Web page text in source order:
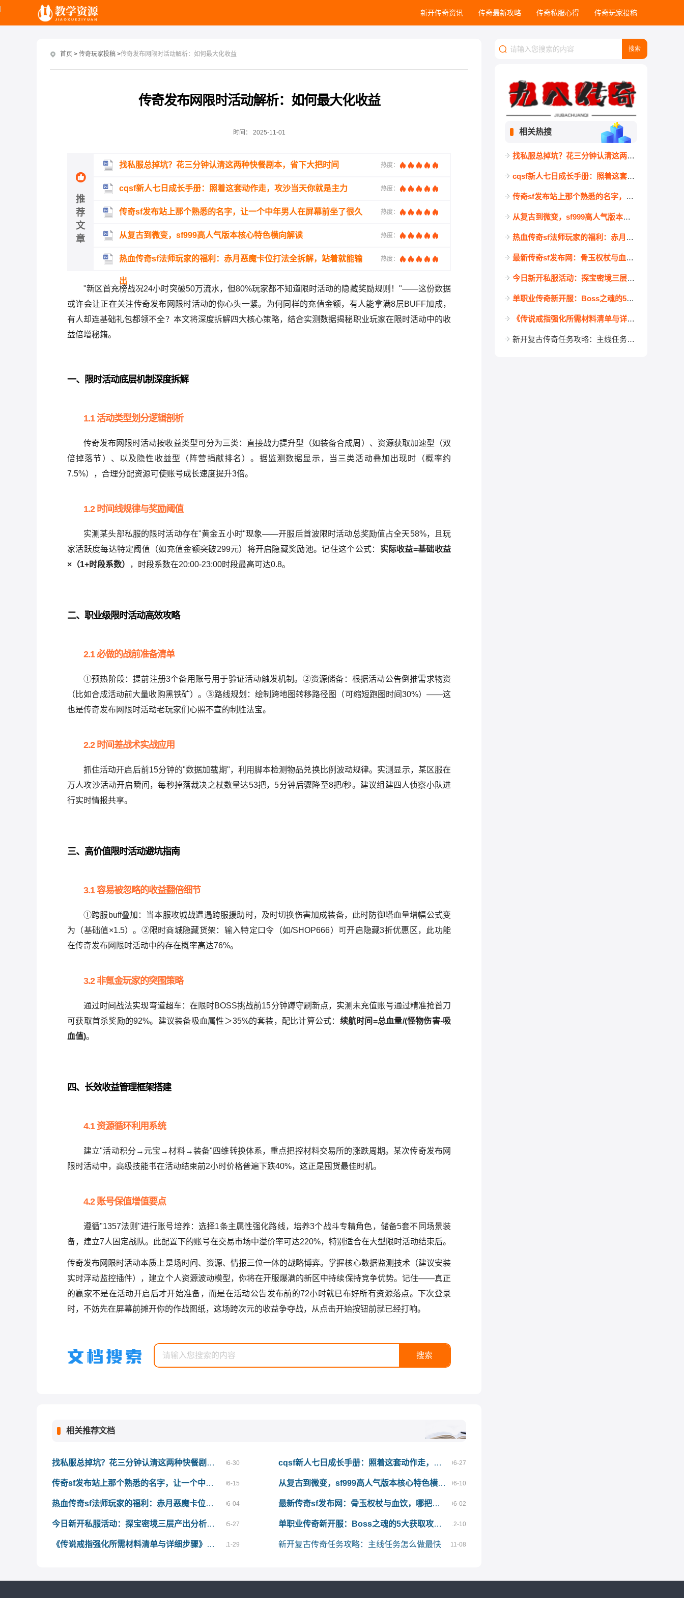
新开传奇资讯 传奇最新攻略 传奇私服心得 传奇玩家投稿
首页 > 传奇玩家投稿 >传奇发布网限时活动解析：如何最大化收益
传奇发布网限时活动解析：如何最大化收益
时间： 2025-11-01
推
荐
文
章
找私服总掉坑？花三分钟认清这两种快餐剧本，省下大把时间 热度：
cqsf新人七日成长手册：照着这套动作走，攻沙当天你就是主力 热度：
传奇sf发布站上那个熟悉的名字，让一个中年男人在屏幕前坐了很久 热度：
从复古到微变，sf999高人气版本核心特色横向解读 热度：
热血传奇sf法师玩家的福利：赤月恶魔卡位打法全拆解，站着就能输
出
热度：
"新区首充榜战况24小时突破50万流水，但80%玩家都不知道限时活动的隐藏奖励规则！"——这份数据
或许会让正在关注传奇发布网限时活动的你心头一紧。为何同样的充值金额，有人能拿满8层BUFF加成，
有人却连基础礼包都领不全？本文将深度拆解四大核心策略，结合实测数据揭秘职业玩家在限时活动中的收
益倍增秘籍。
一、限时活动底层机制深度拆解
1.1 活动类型划分逻辑剖析
传奇发布网限时活动按收益类型可分为三类：直接战力提升型（如装备合成周）、资源获取加速型（双
倍掉落节）、以及隐性收益型（阵营捐献排名）。据监测数据显示，当三类活动叠加出现时（概率约
7.5%），合理分配资源可使账号成长速度提升3倍。
1.2 时间线规律与奖励阈值
实测某头部私服的限时活动存在"黄金五小时"现象——开服后首波限时活动总奖励值占全天58%，且玩
家活跃度每达特定阈值（如充值金额突破299元）将开启隐藏奖励池。记住这个公式： 实际收益=基础收益
×（1+时段系数）
，时段系数在20:00-23:00时段最高可达0.8。
二、职业级限时活动高效攻略
2.1 必做的战前准备清单
①预热阶段：提前注册3个备用账号用于验证活动触发机制。②资源储备：根据活动公告倒推需求物资
（比如合成活动前大量收购黑铁矿）。③路线规划：绘制跨地图转移路径图（可缩短跑图时间30%）——这
也是传奇发布网限时活动老玩家们心照不宣的制胜法宝。
2.2 时间差战术实战应用
抓住活动开启后前15分钟的"数据加载期"，利用脚本检测物品兑换比例波动规律。实测显示，某区服在
万人攻沙活动开启瞬间，每秒掉落裁决之杖数量达53把，5分钟后骤降至8把/秒。建议组建四人侦察小队进
行实时情报共享。
三、高价值限时活动避坑指南
3.1 容易被忽略的收益翻倍细节
①跨服buff叠加：当本服攻城战遭遇跨服援助时，及时切换伤害加成装备，此时防御塔血量增幅公式变
为（基础值×1.5）。②限时商城隐藏货架：输入特定口令（如/SHOP666）可开启隐藏3折优惠区，此功能
在传奇发布网限时活动中的存在概率高达76%。
3.2 非氪金玩家的突围策略
通过时间战法实现弯道超车：在限时BOSS挑战前15分钟蹲守刷新点，实测未充值账号通过精准抢首刀
可获取首杀奖励的92%。建议装备吸血属性＞35%的套装，配比计算公式： 续航时间=总血量/(怪物伤害-吸
血值)。
四、长效收益管理框架搭建
4.1 资源循环利用系统
建立"活动积分→元宝→材料→装备"四维转换体系，重点把控材料交易所的涨跌周期。某次传奇发布网
限时活动中，高级技能书在活动结束前2小时价格普遍下跌40%，这正是囤货最佳时机。
4.2 账号保值增值要点
遵循"1357法则"进行账号培养：选择1条主属性强化路线，培养3个战斗专精角色，储备5套不同场景装
备，建立7人固定战队。此配置下的账号在交易市场中溢价率可达220%，特别适合在大型限时活动结束后。
传奇发布网限时活动本质上是场时间、资源、情报三位一体的战略博弈。掌握核心数据监测技术（建议安装
实时浮动监控插件），建立个人资源波动模型，你将在开服爆满的新区中持续保持竞争优势。记住——真正
的赢家不是在活动开启后才开始准备，而是在活动公告发布前的72小时就已布好所有资源落点。下次登录
时，不妨先在屏幕前摊开你的作战图纸，这场跨次元的收益争夺战，从点击开始按钮前就已经打响。
相关推荐文档
找私服总掉坑？花三分钟认清这两种快餐剧本，省下大把时间 06-30 cqsf新人七日成长手册：照着这套动作走，攻沙当天你就是主力 06-27
传奇sf发布站上那个熟悉的名字，让一个中年男人在屏幕前坐了很久 06-15 从复古到微变，sf999高人气版本核心特色横向解读 06-10
热血传奇sf法师玩家的福利：赤月恶魔卡位打法全拆解，站着就能输出 06-04 最新传奇sf发布网：骨玉权杖与血饮，哪把法师更保值？ 06-02
今日新开私服活动：探宝密境三层产出分析，值得买门票吗？ 05-27 单职业传奇新开服：Boss之魂的5大获取攻略大揭秘 12-10
《传说戒指强化所需材料清单与详细步骤》—— 新服冲榜必看指南！ 11-29 新开复古传奇任务攻略：主线任务怎么做最快 11-08
相关热搜
找私服总掉坑？花三分钟认清这两种快餐剧本，省下大把时间
cqsf新人七日成长手册：照着这套动作走，攻沙当天你就是主力
传奇sf发布站上那个熟悉的名字，让一个中年男人在屏幕前坐了很久
从复古到微变，sf999高人气版本核心特色横向解读
热血传奇sf法师玩家的福利：赤月恶魔卡位打法全拆解，站着就能输出
最新传奇sf发布网：骨玉权杖与血饮，哪把法师更保值？
今日新开私服活动：探宝密境三层产出分析，值得买门票吗？
单职业传奇新开服：Boss之魂的5大获取攻略大揭秘
《传说戒指强化所需材料清单与详细步骤》—— 新服冲榜必看指南！
新开复古传奇任务攻略：主线任务怎么做最快